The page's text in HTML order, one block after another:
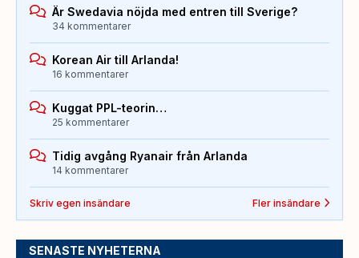
Är Swedavia nöjda med entren till Sverige?
34 kommentarer
Korean Air till Arlanda!
16 kommentarer
Kuggat PPL-teorin…
25 kommentarer
Tidig avgång Ryanair från Arlanda
14 kommentarer
Skriv egen insändare Fler insändare
SENASTE NYHETERNA